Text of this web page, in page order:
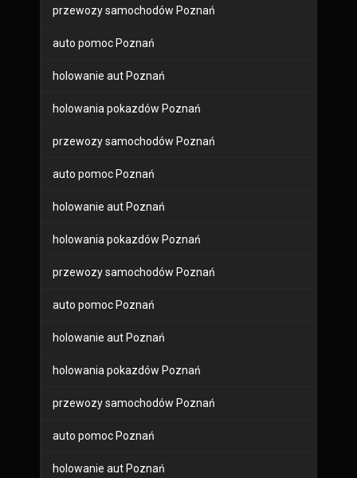
przewozy samochodów Poznań
auto pomoc Poznań
holowanie aut Poznań
holowania pokazdów Poznań
przewozy samochodów Poznań
auto pomoc Poznań
holowanie aut Poznań
holowania pokazdów Poznań
przewozy samochodów Poznań
auto pomoc Poznań
holowanie aut Poznań
holowania pokazdów Poznań
przewozy samochodów Poznań
auto pomoc Poznań
holowanie aut Poznań